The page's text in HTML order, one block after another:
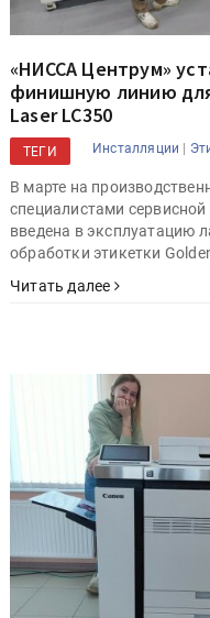
«НИССА Центрум»
финишную линию
Laser LC350
ТЕГИ Инсталляции |
В марте на
специалистами
введена в эксплуатацию
обработки этикетки
Читать далее